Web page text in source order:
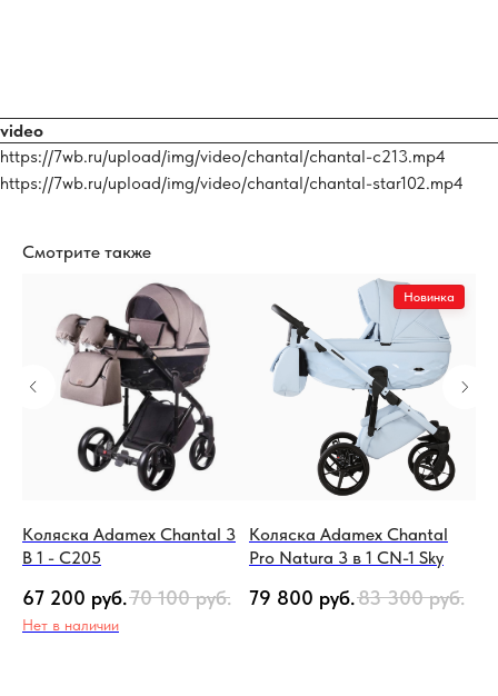
video
https://7wb.ru/upload/img/video/chantal/chantal-c213.mp4
https://7wb.ru/upload/img/video/chantal/chantal-star102.mp4
Смотрите также
Коляска Adamex Chantal 3
В 1 - C205
67 200 руб.70 100 руб.
Нет в наличии
Новинка
Коляска Adamex Chantal
Pro Natura 3 в 1 CN-1 Sky
79 800 руб.83 300 руб.